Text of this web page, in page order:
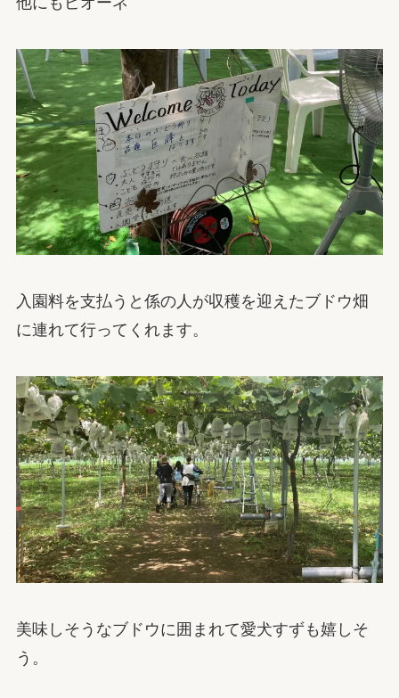
入園料を支払うと係の人が収穫を迎えたブドウ畑
に連れて行ってくれます。
美味しそうなブドウに囲まれて愛犬すずも嬉しそ
う。